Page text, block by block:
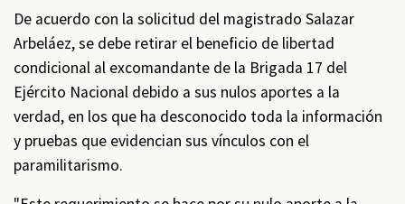
De acuerdo con la solicitud del magistrado Salazar
Arbeláez, se debe retirar el beneficio de libertad
condicional al excomandante de la Brigada 17 del
Ejército Nacional debido a sus nulos aportes a la
verdad, en los que ha desconocido toda la información
y pruebas que evidencian sus vínculos con el
paramilitarismo.